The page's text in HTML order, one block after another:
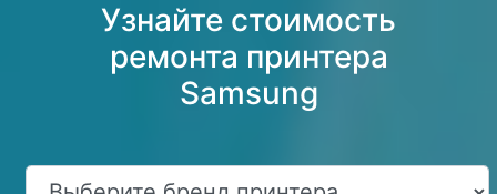
Узнайте стоимость
ремонта принтера
Samsung